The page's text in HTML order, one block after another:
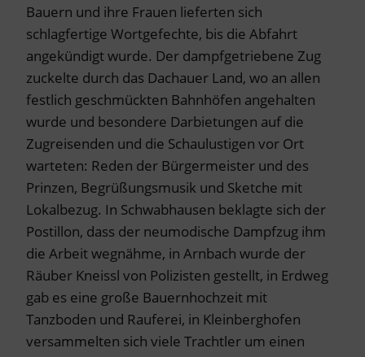
Bauern und ihre Frauen lieferten sich
schlagfertige Wortgefechte, bis die Abfahrt
angekündigt wurde. Der dampfgetriebene Zug
zuckelte durch das Dachauer Land, wo an allen
festlich geschmückten Bahnhöfen angehalten
wurde und besondere Darbietungen auf die
Zugreisenden und die Schaulustigen vor Ort
warteten: Reden der Bürgermeister und des
Prinzen, Begrüßungsmusik und Sketche mit
Lokalbezug. In Schwabhausen beklagte sich der
Postillon, dass der neumodische Dampfzug ihm
die Arbeit wegnähme, in Arnbach wurde der
Räuber Kneissl von Polizisten gestellt, in Erdweg
gab es eine große Bauernhochzeit mit
Tanzboden und Rauferei, in Kleinberghofen
versammelten sich viele Trachtler um einen